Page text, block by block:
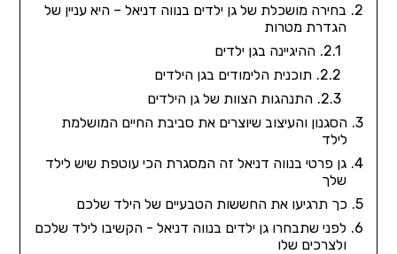
בחירה מושכלת של גן ילדים בנווה דניאל – היא עניין של
הגדרת מטרות
ההיגיינה בגן ילדים
תוכנית הלימודים בגן הילדים
התנהגות הצוות של גן הילדים
הסגנון והעיצוב שיוצרים את סביבת החיים המושלמת
לילד
גן פרטי בנווה דניאל זה המסגרת הכי עוטפת שיש לילד
שלך
כך תרגיעו את החששות הטבעיים של הילד שלכם
לפני שתבחרו גן ילדים בנווה דניאל - הקשיבו לילד שלכם
ולצרכים שלו